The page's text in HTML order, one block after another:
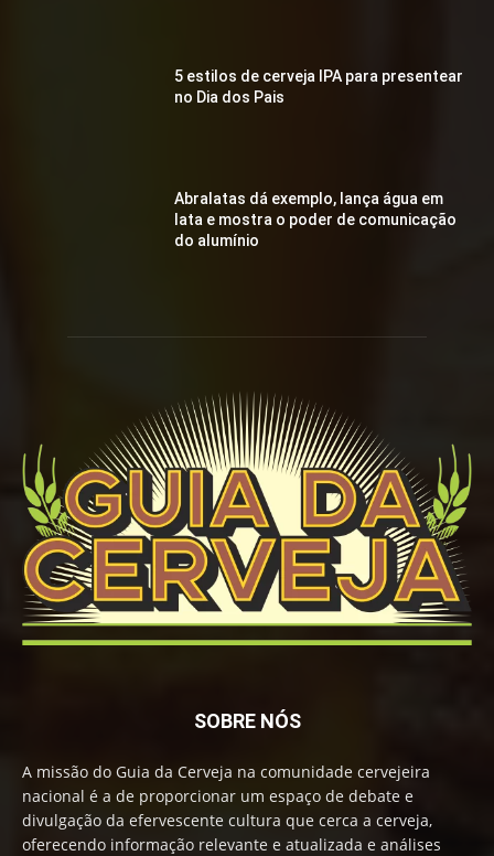
5 estilos de cerveja IPA para presentear
no Dia dos Pais
Abralatas dá exemplo, lança água em
lata e mostra o poder de comunicação
do alumínio
SOBRE NÓS
A missão do Guia da Cerveja na comunidade cervejeira
nacional é a de proporcionar um espaço de debate e
divulgação da efervescente cultura que cerca a cerveja,
oferecendo informação relevante e atualizada e análises